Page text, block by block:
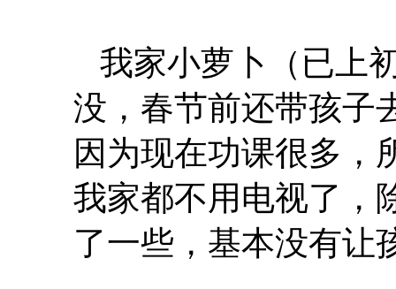
我家小萝卜（已上
没，春节前还带孩子
因为现在功课很多，
我家都不用电视了，
了一些，基本没有让